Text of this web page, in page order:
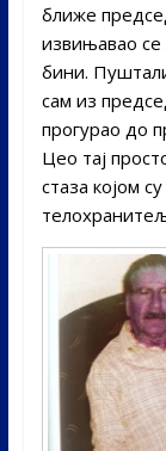
ближе
извињавао се
бини.
сам из
прогурао до
Цео тај
стаза којом